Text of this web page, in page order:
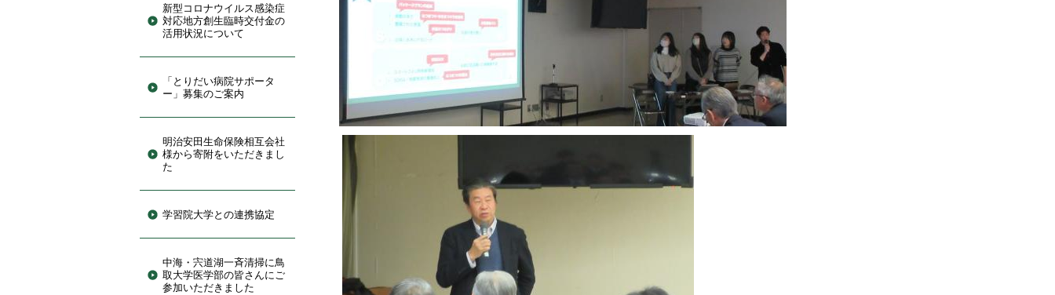
新型コロナウイルス感染症
対応地方創生臨時交付金の
活用状況について
「とりだい病院サポータ
ー」募集のご案内
明治安田生命保険相互会社
様から寄附をいただきまし
た
学習院大学との連携協定
中海・宍道湖一斉清掃に鳥
取大学医学部の皆さんにご
参加いただきました